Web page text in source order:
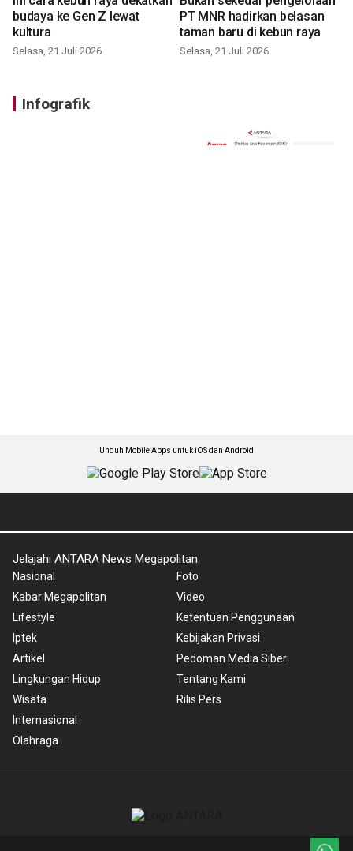
budaya ke Gen Z lewat
kultura
Selasa, 21 Juli 2026
PT MNR hadirkan belasan
taman baru di kebun raya
Selasa, 21 Juli 2026
Infografik
Unduh Mobile Apps untuk iOS dan Android
Jelajahi ANTARA News Megapolitan
Nasional
Kabar Megapolitan
Lifestyle
Iptek
Artikel
Lingkungan Hidup
Wisata
Internasional
Olahraga
Foto
Video
Ketentuan Penggunaan
Kebijakan Privasi
Pedoman Media Siber
Tentang Kami
Rilis Pers